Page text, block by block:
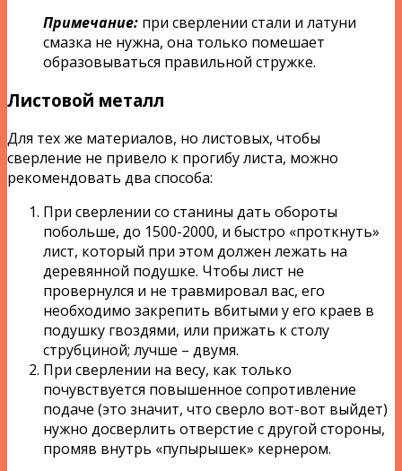
Примечание: при сверлении стали и латуни
смазка не нужна, она только помешает
образовываться правильной стружке.
Листовой металл
Для тех же материалов, но листовых, чтобы
сверление не привело к прогибу листа, можно
рекомендовать два способа:
При сверлении со станины дать обороты
побольше, до 1500-2000, и быстро «проткнуть»
лист, который при этом должен лежать на
деревянной подушке. Чтобы лист не
провернулся и не травмировал вас, его
необходимо закрепить вбитыми у его краев в
подушку гвоздями, или прижать к столу
струбциной; лучше – двумя.
При сверлении на весу, как только
почувствуется повышенное сопротивление
подаче (это значит, что сверло вот-вот выйдет)
нужно досверлить отверстие с другой стороны,
промяв внутрь «пупырышек» кернером.